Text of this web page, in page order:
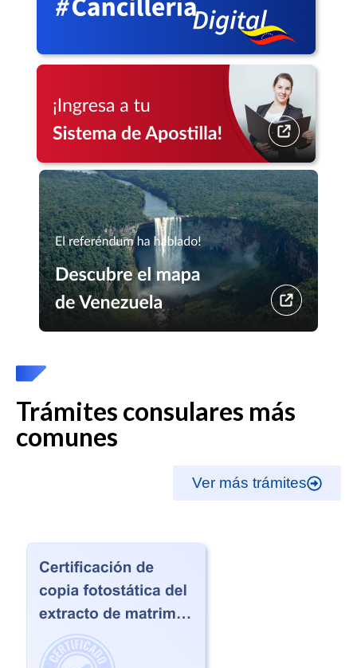
Trámites consulares más
comunes
Ver más trámites